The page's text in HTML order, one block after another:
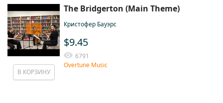
В КОРЗИНУ
The Bridgerton (Main Theme)
Кристофер Бауэрс
$9.45
6791
Overtune Music